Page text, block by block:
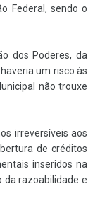
Federal, sendo o
dos Poderes, da
um risco às
não trouxe
irreversíveis aos
de créditos
inseridos na
da razoabilidade e